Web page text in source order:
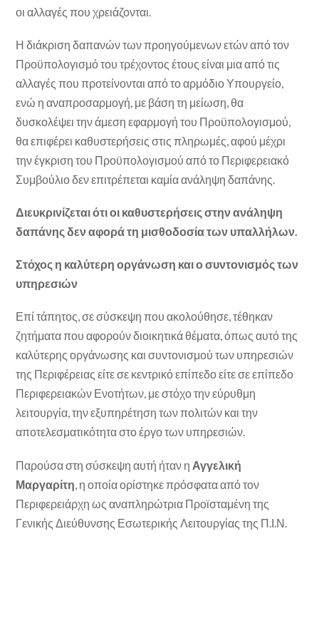
οι αλλαγές που χρειάζονται.
Η διάκριση δαπανών των προηγούμενων ετών από τον
Προϋπολογισμό του τρέχοντος έτους είναι μια από τις
αλλαγές που προτείνονται από το αρμόδιο Υπουργείο,
ενώ η αναπροσαρμογή, με βάση τη μείωση, θα
δυσκολέψει την άμεση εφαρμογή του Προϋπολογισμού,
θα επιφέρει καθυστερήσεις στις πληρωμές, αφού μέχρι
την έγκριση του Προϋπολογισμού από το Περιφερειακό
Συμβούλιο δεν επιτρέπεται καμία ανάληψη δαπάνης.
Διευκρινίζεται ότι οι καθυστερήσεις στην ανάληψη
δαπάνης δεν αφορά τη μισθοδοσία των υπαλλήλων.
Στόχος η καλύτερη οργάνωση και ο συντονισμός των
υπηρεσιών
Επί τάπητος, σε σύσκεψη που ακολούθησε, τέθηκαν
ζητήματα που αφορούν διοικητικά θέματα, όπως αυτό της
καλύτερης οργάνωσης και συντονισμού των υπηρεσιών
της Περιφέρειας είτε σε κεντρικό επίπεδο είτε σε επίπεδο
Περιφερειακών Ενοτήτων, με στόχο την εύρυθμη
λειτουργία, την εξυπηρέτηση των πολιτών και την
αποτελεσματικότητα στο έργο των υπηρεσιών.
Παρούσα στη σύσκεψη αυτή ήταν η Αγγελική
Μαργαρίτη , η οποία ορίστηκε πρόσφατα από τον
Περιφερειάρχη ως αναπληρώτρια Προϊσταμένη της
Γενικής Διεύθυνσης Εσωτερικής Λειτουργίας της Π.Ι.Ν.